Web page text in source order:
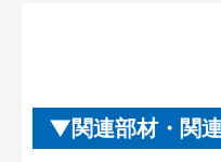
関連部材・関